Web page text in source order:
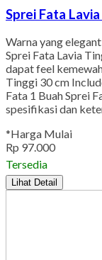
Sprei Fata
Warna yang
Sprei Fata Lavia
dapat feel
Tinggi 30 cm
Fata 1 Buah Sprei
spesifikasi dan
*Harga Mulai
Rp 97.000
Tersedia
Lihat Detail